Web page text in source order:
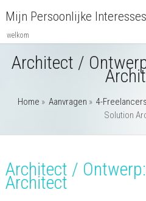
Mijn Persoonlijke Interesses
welkom
Architect /
Home » Aanvragen » 4-Freelancers
Solution
Architect /
Architect